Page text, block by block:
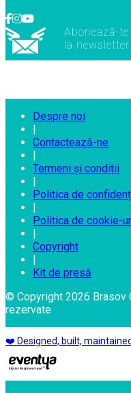
Abonează-te
la newsletter
Despre noi
|
Contactează-ne
|
Termeni și condiții
|
Politica de
|
Politica de cookie-
|
Copyright
|
Kit de presă
© Copyright 2026 Brasov
rezervate
❤️ Designed, built,